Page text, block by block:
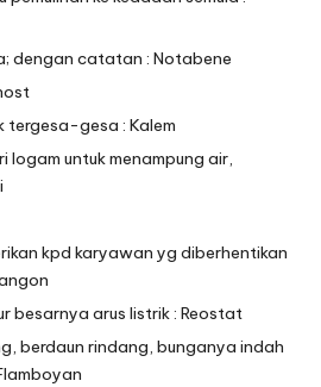
dengan catatan : Notabene
gesa : Kalem
untuk menampung air,
kpd karyawan yg diberhentikan
besarnya arus listrik : Reostat
berdaun rindang, bunganya indah